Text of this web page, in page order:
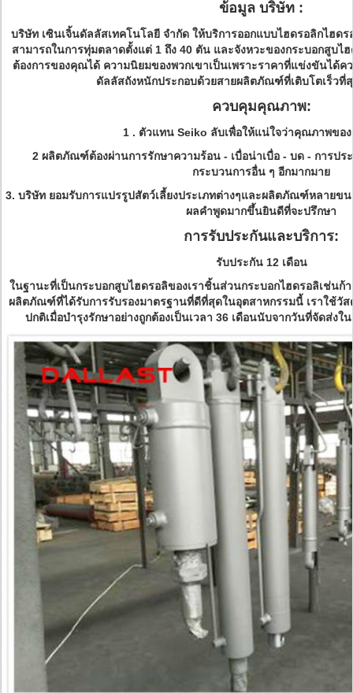
ข้อมูล บริษัท :
บริษัท เซินเจิ้นดัลลัสเทคโนโลยี จำกัด ให้บริการออกแบบไฮดรอลิกไฮด
สามารถในการทุ่มตลาดตั้งแต่ 1 ถึง 40 ตัน และจังหวะของกระบอกสูบไ
ต้องการของคุณได้ ความนิยมของพวกเขาเป็นเพราะราคาที่แข่งขันได้
ดัลลัสถังหนักประกอบด้วยสายผลิตภัณฑ์ที่เติบโตเร็วที่
ควบคุมคุณภาพ:
1 . ตัวแทน Seiko ลับเพื่อให้แน่ใจว่าคุณภาพขอ
2 ผลิตภัณฑ์ต้องผ่านการรักษาความร้อน - เบื่อน่าเบื่อ - บด - การปร
กระบวนการอื่น ๆ อีกมากมาย
3. บริษัท ยอมรับการแปรรูปสัตว์เลี้ยงประเภทต่างๆและผลิตภัณฑ์หลายข
ผลคำพูดมากขึ้นยินดีที่จะปรึกษา
การรับประกันและบริการ:
รับประกัน 12 เดือน
ในฐานะที่เป็นกระบอกสูบไฮดรอลิของเราชิ้นส่วนกระบอกไฮดรอลิเช่นก้
ผลิตภัณฑ์ที่ได้รับการรับรองมาตรฐานที่ดีที่สุดในอุตสาหกรรมนี้ เราใช้วั
ปกติเมื่อบำรุงรักษาอย่างถูกต้องเป็นเวลา 36 เดือนนับจากวันที่จัดส่ง